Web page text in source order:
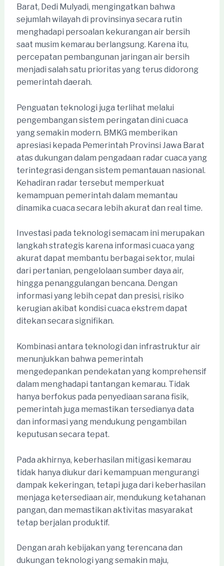
Barat, Dedi Mulyadi, mengingatkan bahwa
sejumlah wilayah di provinsinya secara rutin
menghadapi persoalan kekurangan air bersih
saat musim kemarau berlangsung. Karena itu,
percepatan pembangunan jaringan air bersih
menjadi salah satu prioritas yang terus didorong
pemerintah daerah.
Penguatan teknologi juga terlihat melalui
pengembangan sistem peringatan dini cuaca
yang semakin modern. BMKG memberikan
apresiasi kepada Pemerintah Provinsi Jawa Barat
atas dukungan dalam pengadaan radar cuaca yang
terintegrasi dengan sistem pemantauan nasional.
Kehadiran radar tersebut memperkuat
kemampuan pemerintah dalam memantau
dinamika cuaca secara lebih akurat dan real time.
Investasi pada teknologi semacam ini merupakan
langkah strategis karena informasi cuaca yang
akurat dapat membantu berbagai sektor, mulai
dari pertanian, pengelolaan sumber daya air,
hingga penanggulangan bencana. Dengan
informasi yang lebih cepat dan presisi, risiko
kerugian akibat kondisi cuaca ekstrem dapat
ditekan secara signifikan.
Kombinasi antara teknologi dan infrastruktur air
menunjukkan bahwa pemerintah
mengedepankan pendekatan yang komprehensif
dalam menghadapi tantangan kemarau. Tidak
hanya berfokus pada penyediaan sarana fisik,
pemerintah juga memastikan tersedianya data
dan informasi yang mendukung pengambilan
keputusan secara tepat.
Pada akhirnya, keberhasilan mitigasi kemarau
tidak hanya diukur dari kemampuan mengurangi
dampak kekeringan, tetapi juga dari keberhasilan
menjaga ketersediaan air, mendukung ketahanan
pangan, dan memastikan aktivitas masyarakat
tetap berjalan produktif.
Dengan arah kebijakan yang terencana dan
dukungan teknologi yang semakin maju,